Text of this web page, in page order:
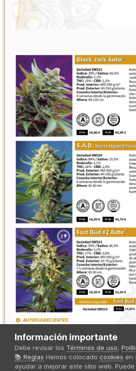
Información importante
Debe revisar los Términos de uso,
📚 Reglas Hemos colocado cookies en
ayudar a mejorar este sitio web. Puede